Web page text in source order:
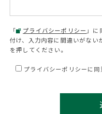
「 プライバシーポリシー 」に
付け、入力内容に間違いがない
を押してください。
プライバシーポリシーに同